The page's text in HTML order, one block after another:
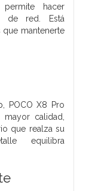
hacer
de red. Está
mantenerte
POCO X8 Pro
calidad,
que realza su
equilibra